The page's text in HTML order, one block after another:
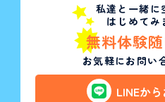
私達と一緒に
はじめてみ
無料体験
お気軽にお問い
LINEか